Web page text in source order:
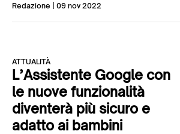
Redazione | 09 nov 2022
ATTUALITÀ
L’Assistente Google con
le nuove funzionalità
diventerà più sicuro e
adatto ai bambini